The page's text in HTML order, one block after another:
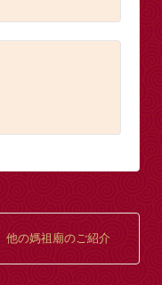
他の媽祖廟のご紹介